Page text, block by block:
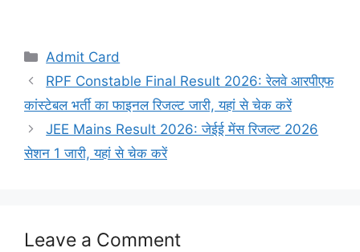
Categories
Admit Card
RPF Constable Final Result 2026: रेलवे आरपीएफ
कांस्टेबल भर्ती का फाइनल रिजल्ट जारी, यहां से चेक करें
JEE Mains Result 2026: जेईई मेंस रिजल्ट 2026
सेशन 1 जारी, यहां से चेक करें
Leave a Comment